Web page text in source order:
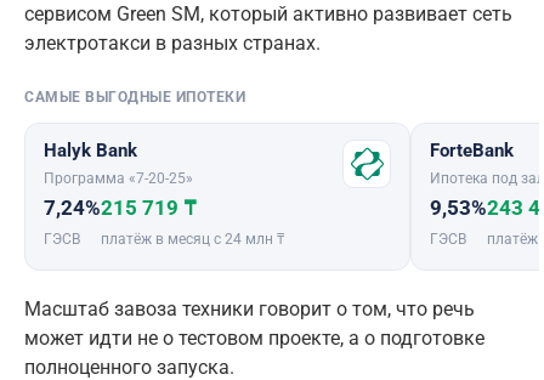
сервисом Green SM, который активно развивает сеть
электротакси в разных странах.
САМЫЕ ВЫГОДНЫЕ ИПОТЕКИ
Halyk Bank
Программа «7-20-25»
7,24%
ГЭСВ
215 719 ₸
платёж в месяц с 24 млн ₸
ForteBank
Ипотека под
9,53%
ГЭСВ
243
платёж
Масштаб завоза техники говорит о том, что речь
может идти не о тестовом проекте, а о подготовке
полноценного запуска.